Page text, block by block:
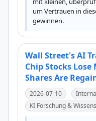
um Vertrauen in
gewinnen.
Wall Street's AI
Chip Stocks
Shares Are
2026-07-10
KI Forschung &